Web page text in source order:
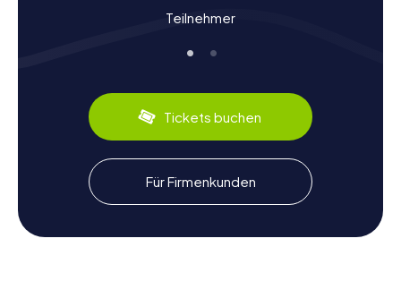
unterhaltsames Abenteuer, sondern auch eine Reise
bekannt für ihre Kohlevorkommen, erlebte Auchel im 19.
erinnern das Bergbaumuseum und die markanten
Bergarbeiterhäuser an diese Zeit. Während der
Schnitzeljagd erfahrt ihr spannende Fakten über die
wirtschaftlichen Veränderungen und die Bemühungen, die
Stadt nach dem Rückgang der Kohleförderung in den
1960er Jahren neu zu beleben. Auch kulinarisch hat Auchel
einiges zu bieten: Probiert lokale Spezialitäten und lasst
euch von der Vielfalt der französischen Küche
verzaubern.
Teilnehmer
Tickets buchen
Für Firmenkunden